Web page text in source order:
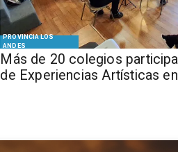
PROVINCIA LOS
ANDES
Más de 20 colegios
de Experiencias Artísticas